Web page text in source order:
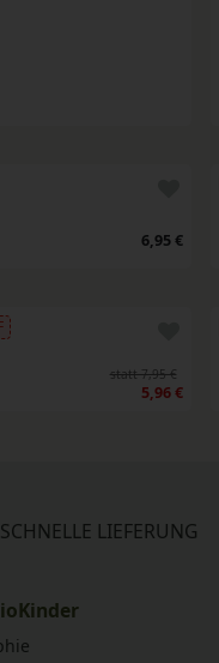
6,95 €
statt 7,95 €
5,96 €
SCHNELLE LIEFERUNG